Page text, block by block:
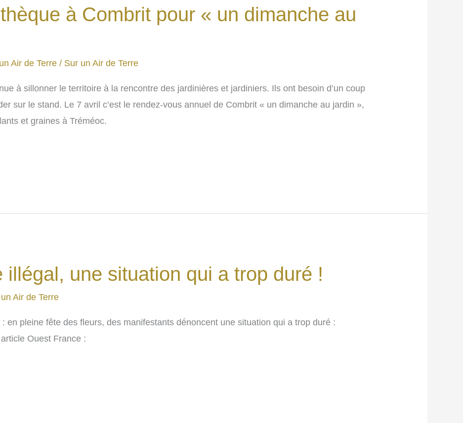
à Combrit pour « un dimanche au
Air de Terre / Sur un Air de Terre
à sillonner le territoire à la rencontre des jardinières et jardiniers. Ils ont besoin d’un coup
sur le stand. Le 7 avril c’est le rendez-vous annuel de Combrit « un dimanche au jardin »,
et graines à Tréméoc.
illégal, une situation qui a trop duré !
Air de Terre
en pleine fête des fleurs, des manifestants dénoncent une situation qui a trop duré :
Ouest France :